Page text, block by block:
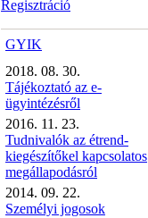
Regisztráció
GYIK
2018. 08. 30.
Tájékoztató az e-
ügyintézésről
2016. 11. 23.
Tudnivalók az étrend-
kiegészítőkel kapcsolatos
megállapodásról
2014. 09. 22.
Személyi jogosok